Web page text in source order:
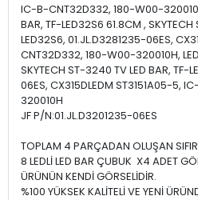
IC-B-CNT32D332, 180-W00-
BAR, TF-LED32S6 61.8CM ,
LED32S6, 01.JL.D3281235-06ES,
CNT32D332, 180-W00-320010H,
SKYTECH ST-3240 TV LED BAR, TF-
06ES, CX315DLEDM ST3151A05-5,
320010H
JF P/N:01.JL.D3201235-06ES
TOPLAM 4 PARÇADAN OLUŞAN SIFIR
8 LEDLİ LED BAR ÇUBUK X4 ADET
ÜRÜNÜN KENDİ GÖRSELİDİR.
%100 YÜKSEK KALİTELİ VE YENİ